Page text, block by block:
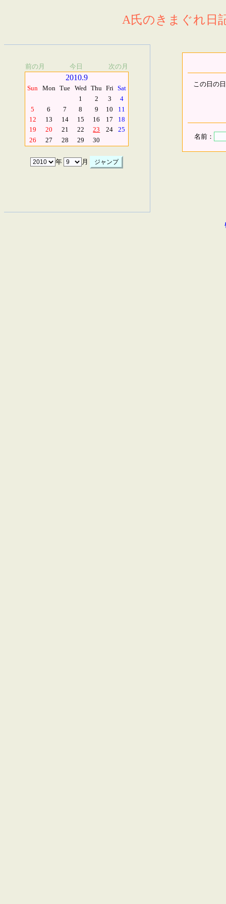
A氏のきまぐれ日
前の月 今日 次の月
2010.9
Sun Mon Tue Wed Thu Fri Sat
1
2 3
4
5
6 7 8 9 10
11
12
13 14 15 16 17
18
19
20 21 22 23 24
25
26
27 28 29 30
年 月
この日の
名前：